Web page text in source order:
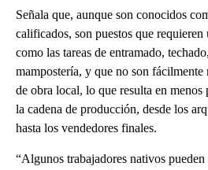
Señala que, aunque son conocidos
calificados, son puestos que
como las tareas de entramado,
mampostería, y que no son fácilmente
de obra local, lo que resulta en menos
la cadena de producción, desde los
hasta los vendedores finales.
“Algunos trabajadores nativos